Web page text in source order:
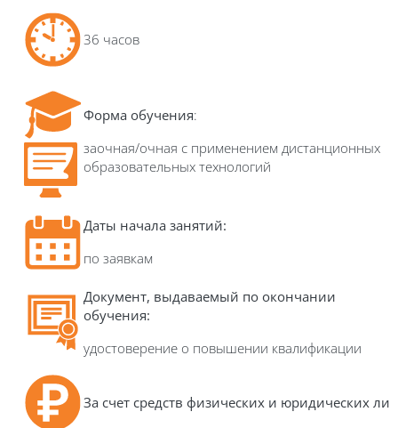
36 часов
Форма обучения:
заочная/очная с применением дистанционных
образовательных технологий
Даты начала занятий:
по заявкам
Документ, выдаваемый по окончании
обучения:
удостоверение о повышении квалификации
За счет средств физических и юридических лиц